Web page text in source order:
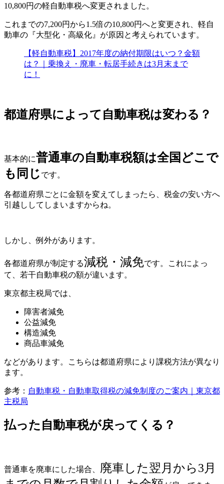
10,800円の軽自動車税へ変更されました。
これまでの7,200円から1.5倍の10,800円へと変更され、軽自
動車の『大型化・高級化』が原因と考えられています。
【軽自動車税】2017年度の納付期限はいつ？金額
は？｜乗換え・廃車・転居手続きは3月末まで
に！
都道府県によって自動車税は変わる？
基本的に普通車の自動車税額は全国どこで
も同じ です。
各都道府県ごとに金額を変えてしまったら、税金の安い方へ
引越ししてしまいますからね。
しかし、例外があります。
各都道府県が制定する減税・減免です。これによっ
て、若干自動車税の額が違います。
東京都主税局では、
障害者減免
公益減免
構造減免
商品車減免
などがあります。こちらは都道府県により課税方法が異なり
ます。
参考： 自動車税・自動車取得税の減免制度のご案内｜東京都
主税局
払った自動車税が戻ってくる？
普通車を廃車にした場合、
廃車した翌月から3月